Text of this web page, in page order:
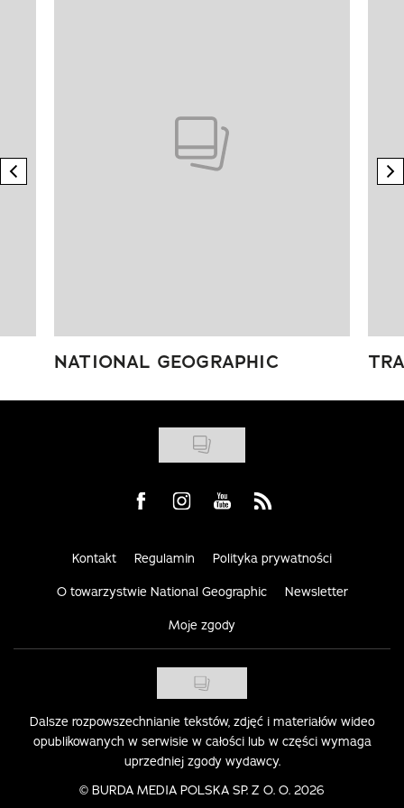
previous element
NATIONAL GEOGRAPHIC
Visit us on Facebook
Visit us on Instagram
Visit us on Youtube
Visit us on Rss
Kontakt Regulamin Polityka prywatności
O towarzystwie National Geographic Newsletter
Moje zgody
Dalsze rozpowszechnianie tekstów, zdjęć i materiałów wideo
opublikowanych w serwisie w całości lub w części wymaga
uprzedniej zgody wydawcy.
© BURDA MEDIA POLSKA SP. Z O. O. 2026